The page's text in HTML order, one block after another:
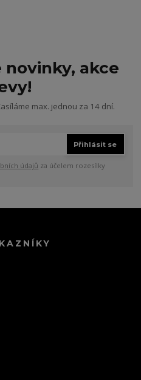
akce
max. jednou za 14 dní.
Přihlásit se
údajů za účelem rozesílky